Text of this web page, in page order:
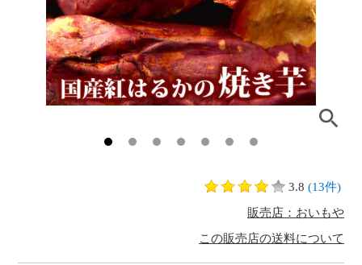
3.8 (13件)
販売店：おいもや
この販売店の送料について